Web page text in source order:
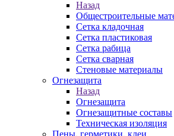
Назад
Общестроительные
Сетка кладочная
Сетка пластиковая
Сетка рабица
Сетка сварная
Стеновые материалы
Огнезащита
Назад
Огнезащита
Огнезащитные составы
Техническая изоляция
Пены, герметики, клеи